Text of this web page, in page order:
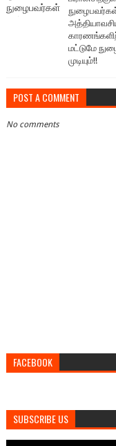
மட்டுமே
முடியும்!!
POST A COMMENT
No comments
FACEBOOK
SUBSCRIBE US